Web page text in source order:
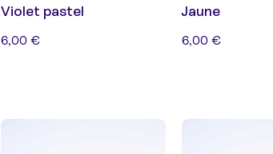
Violet pastel
6,00 €
Jaune
6,00 €